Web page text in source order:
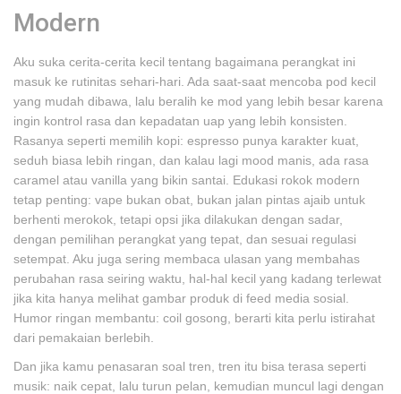
Modern
Aku suka cerita-cerita kecil tentang bagaimana perangkat ini
masuk ke rutinitas sehari-hari. Ada saat-saat mencoba pod kecil
yang mudah dibawa, lalu beralih ke mod yang lebih besar karena
ingin kontrol rasa dan kepadatan uap yang lebih konsisten.
Rasanya seperti memilih kopi: espresso punya karakter kuat,
seduh biasa lebih ringan, dan kalau lagi mood manis, ada rasa
caramel atau vanilla yang bikin santai. Edukasi rokok modern
tetap penting: vape bukan obat, bukan jalan pintas ajaib untuk
berhenti merokok, tetapi opsi jika dilakukan dengan sadar,
dengan pemilihan perangkat yang tepat, dan sesuai regulasi
setempat. Aku juga sering membaca ulasan yang membahas
perubahan rasa seiring waktu, hal-hal kecil yang kadang terlewat
jika kita hanya melihat gambar produk di feed media sosial.
Humor ringan membantu: coil gosong, berarti kita perlu istirahat
dari pemakaian berlebih.
Dan jika kamu penasaran soal tren, tren itu bisa terasa seperti
musik: naik cepat, lalu turun pelan, kemudian muncul lagi dengan